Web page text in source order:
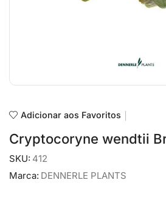
Adicionar aos Favoritos
Cryptocoryne wendtii
SKU: 412
Marca: DENNERLE PLANTS